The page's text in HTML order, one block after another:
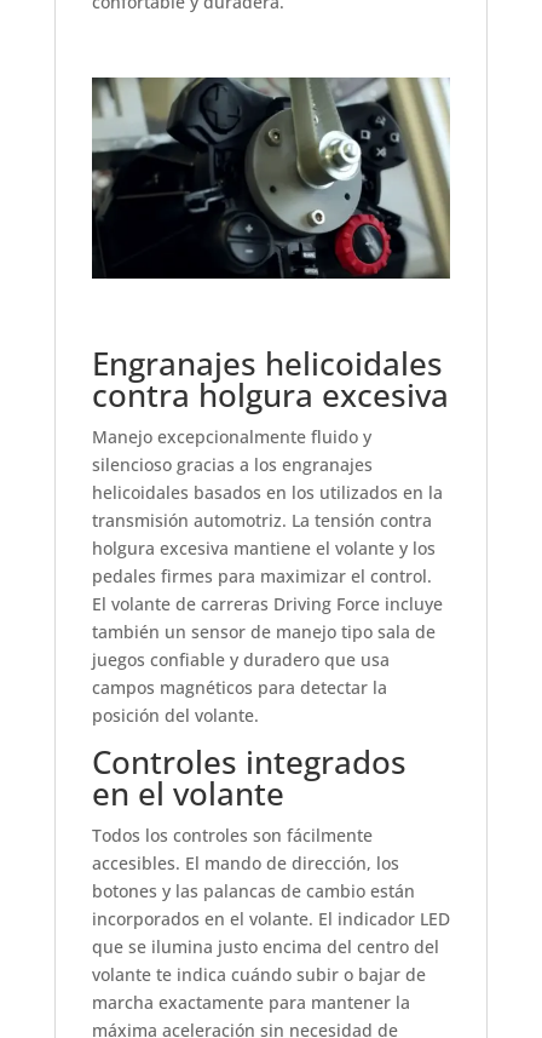
Engranajes helicoidales
contra holgura excesiva
Manejo excepcionalmente fluido y
silencioso gracias a los engranajes
helicoidales basados en los utilizados en la
transmisión automotriz. La tensión contra
holgura excesiva mantiene el volante y los
pedales firmes para maximizar el control.
El volante de carreras Driving Force incluye
también un sensor de manejo tipo sala de
juegos confiable y duradero que usa
campos magnéticos para detectar la
posición del volante.
Controles integrados
en el volante
Todos los controles son fácilmente
accesibles. El mando de dirección, los
botones y las palancas de cambio están
incorporados en el volante. El indicador LED
que se ilumina justo encima del centro del
volante te indica cuándo subir o bajar de
marcha exactamente para mantener la
máxima aceleración sin necesidad de